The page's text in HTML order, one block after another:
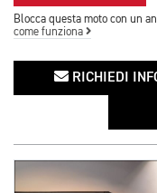
Blocca questa moto con un
come funziona
RICHIEDI